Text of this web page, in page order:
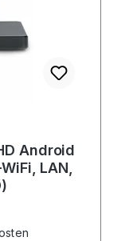
Android
LAN,